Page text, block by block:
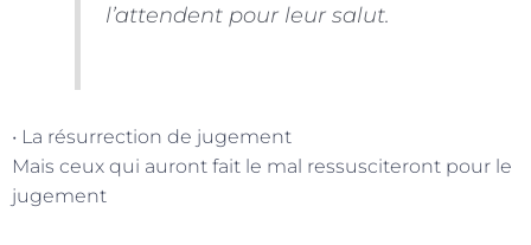
l’attendent pour leur salut.
• La résurrection de jugement
Mais ceux qui auront fait le mal ressusciteront pour le
jugement